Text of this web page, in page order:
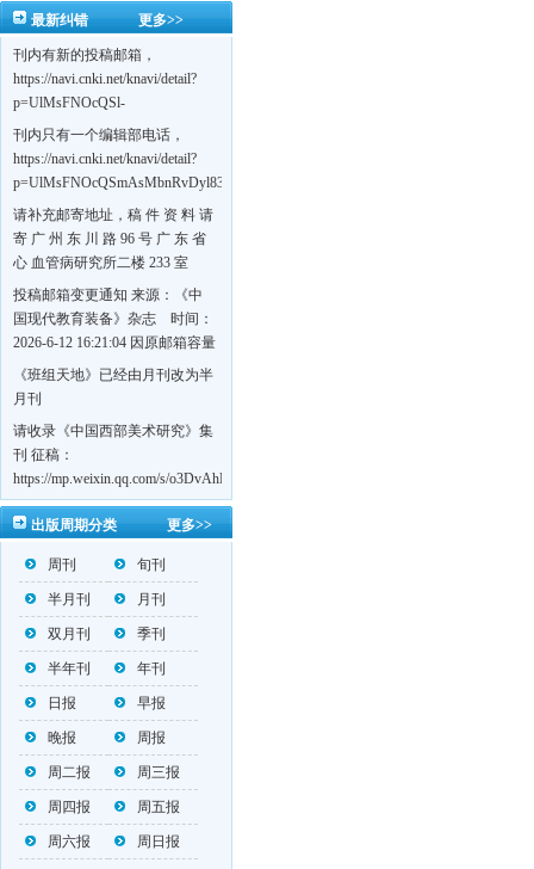
更多>>
最新纠错
刊内有新的投稿邮箱，
https://navi.cnki.net/knavi/detail?
p=UlMsFNOcQSl-
刊内只有一个编辑部电话，
https://navi.cnki.net/knavi/detail?
p=UlMsFNOcQSmAsMbnRvDyl83fGGu5dcrBYtF-
w7VFJdSWT5tem1RQ5W2sC5HRG-
S8mH75DuljrTVfVeoXxT4L0b-
Yrk7HaGd7C2w5FD7nrnLRR5Q57zsTTQ==&uniplatform=NZKPT&language=CHS
请补充邮寄地址，稿 件 资 料 请
寄 广 州 东 川 路 96 号 广 东 省
心 血管病研究所二楼 233 室
《岭南心血管病杂志》编辑部
收，
https://navi.cnki.net/knavi/detail?
BMxk-
109PkA==&uniplatform=NZKPT&language=CHS
投稿邮箱变更通知 来源：《中
国现代教育装备》杂志 时间：
2026-6-12 16:21:04 因原邮箱容量
有限，自即日起停止使用，我刊
投稿邮箱变更为 高教投稿邮
邮箱：bedu@cmee.net.cn
《班组天地》已经由月刊改为半
月刊
请收录《中国西部美术研究》集
刊 征稿：
https://mp.weixin.qq.com/s/o3DvAhL6jtTS9ASccwcwPQ
第一辑：
https://mp.weixin.qq.com/s/_w2OMIu6Gs1QL0b_JWhZAQ
更多>>
出版周期分类
周刊 旬刊
半月刊 月刊
双月刊 季刊
半年刊 年刊
日报 早报
晚报 周报
周二报 周三报
周四报 周五报
周六报 周日报